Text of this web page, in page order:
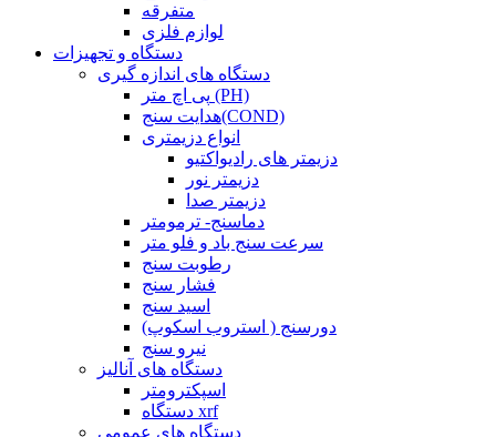
متفرقه
لوازم فلزی
دستگاه و تجهیزات
دستگاه های اندازه گیری
پی اچ متر (PH)
هدایت سنج(COND)
انواع دزیمتری
دزیمتر های رادیواکتیو
دزیمتر نور
دزیمتر صدا
دماسنج- ترمومتر
سرعت سنج باد و فلو متر
رطوبت سنج
فشار سنج
اسید سنج
دورسنج ( استروب اسکوپ)
نیرو سنج
دستگاه های آنالیز
اسپکترومتر
دستگاه xrf
دستگاه های عمومی